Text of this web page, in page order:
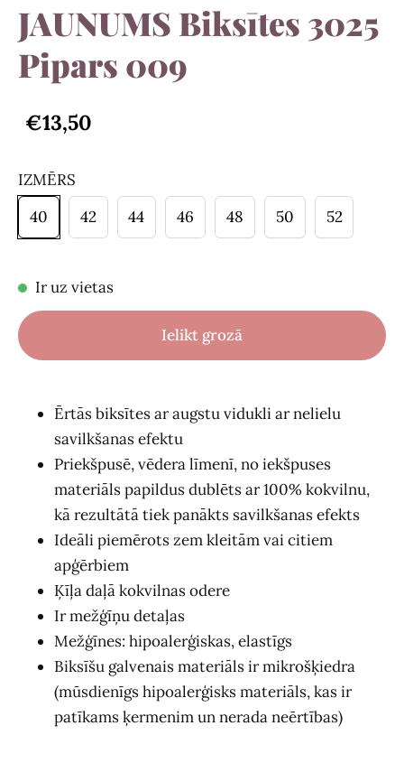
JAUNUMS Biksītes 3025
Pipars 009
€13,50
IZMĒRS
40
42 44 46 48 50 52
Ir uz vietas
Ielikt grozā
Ērtās biksītes ar augstu vidukli ar nelielu
savilkšanas efektu
Priekšpusē, vēdera līmenī, no iekšpuses
materiāls papildus dublēts ar 100% kokvilnu,
kā rezultātā tiek panākts savilkšanas efekts
Ideāli piemērots zem kleitām vai citiem
apģērbiem
Ķīļa daļā kokvilnas odere
Ir mežģīņu detaļas
Mežģīnes: hipoalerģiskas, elastīgs
Biksīšu galvenais materiāls ir mikrošķiedra
(mūsdienīgs hipoalerģisks materiāls, kas ir
patīkams ķermenim un nerada neērtības)